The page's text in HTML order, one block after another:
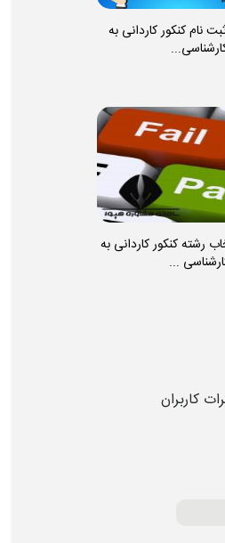
نام کنکور کاردانی به
رشته کنکور کاردانی به
...
کاربران